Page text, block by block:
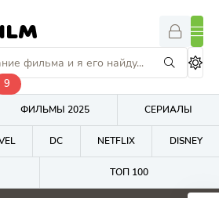
9
ФИЛЬМЫ 2025 СЕРИАЛЫ
DC NETFLIX DISNEY
ТОП 100